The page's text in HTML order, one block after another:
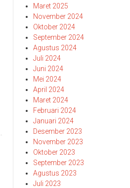
Maret 2025
November 2024
Oktober 2024
September 2024
Agustus 2024
Juli 2024
Juni 2024
Mei 2024
April 2024
Maret 2024
Februari 2024
Januari 2024
Desember 2023
November 2023
Oktober 2023
September 2023
Agustus 2023
Juli 2023